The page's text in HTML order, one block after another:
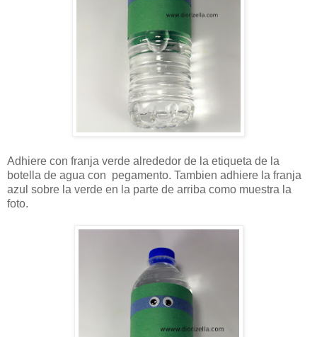
Adhiere con franja verde alrededor de la etiqueta de la
botella de agua con pegamento. Tambien adhiere la franja
azul sobre la verde en la parte de arriba como muestra la
foto.